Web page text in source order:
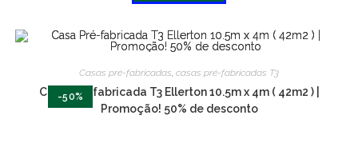
-50%
Casas pré-fabricadas, casas pré-fabricadas T3
Casa Pré-fabricada T3 Ellerton 10.5m x 4m ( 42m2 ) |
Promoção! 50% de desconto